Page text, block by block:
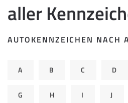
aller
AUTOKENNZEICHEN NACH
A B C D
G H I J